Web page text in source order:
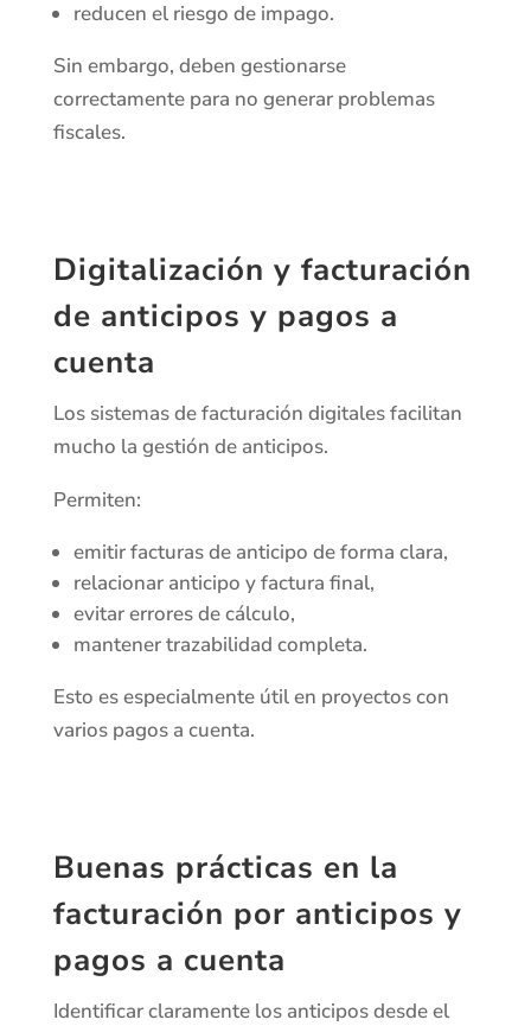
reducen el riesgo de impago.
Sin embargo, deben gestionarse
correctamente para no generar problemas
fiscales.
Digitalización y facturación
de anticipos y pagos a
cuenta
Los sistemas de facturación digitales facilitan
mucho la gestión de anticipos.
Permiten:
emitir facturas de anticipo de forma clara,
relacionar anticipo y factura final,
evitar errores de cálculo,
mantener trazabilidad completa.
Esto es especialmente útil en proyectos con
varios pagos a cuenta.
Buenas prácticas en la
facturación por anticipos y
pagos a cuenta
Identificar claramente los anticipos desde el